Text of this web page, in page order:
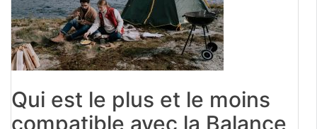
Qui est le plus et le moins
compatible avec la Balance